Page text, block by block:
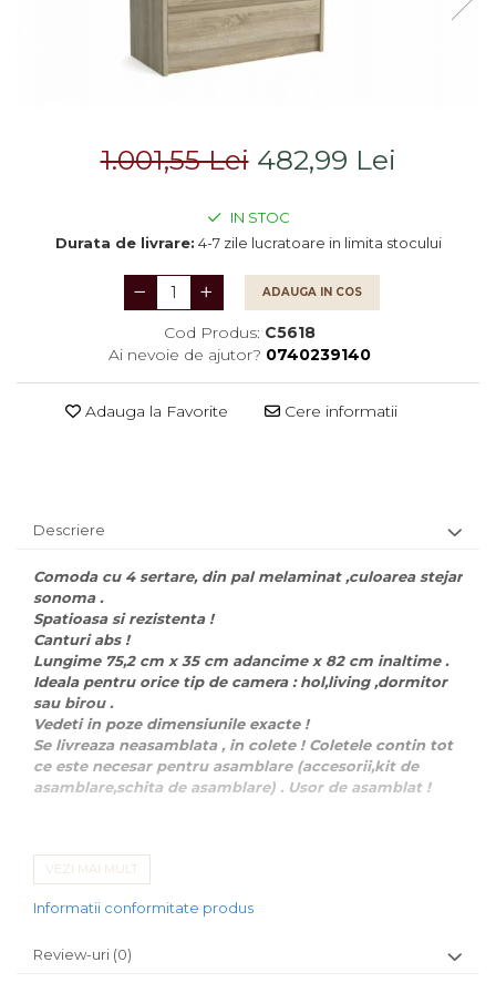
Scaune living/dining
Set mobilier Living
Seturi dormitoare
pentru pat1.001,55 Lei 482,99 Lei
IN STOC
Durata de livrare: 4-7 zile lucratoare in limita stocului
ADAUGA IN COS
Cod Produs: C5618
Ai nevoie de ajutor? 0740239140
Adauga la Favorite Cere informatii
Descriere
Comoda cu 4 sertare, din pal melaminat ,culoarea stejar
sonoma .
Spatioasa si rezistenta !
Canturi abs !
Lungime 75,2 cm x 35 cm adancime x 82 cm inaltime .
Ideala pentru orice tip de camera : hol,living ,dormitor
sau birou .
Vedeti in poze dimensiunile exacte !
Se livreaza neasamblata , in colete ! Coletele contin tot
ce este necesar pentru asamblare (accesorii,kit de
asamblare,schita de asamblare) . Usor de asamblat !
Tip produs
Tip Cu sertare
Numar
VEZI MAI MULT
Informatii conformitate produs
Review-uri (0)